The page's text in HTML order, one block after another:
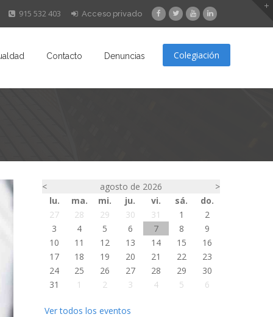
915 532 403 Acceso privado
Contacto Denuncias Colegiación
< agosto de 2026
>
lu.
ma. mi. ju. vi. sá.
do.
27
28 29 30 31 1
2
3
4 5 6 7 8
9
10
11 12 13 14 15
16
17
18 19 20 21 22
23
24
25 26 27 28 29
30
31
1 2 3 4 5 6
Ver todos los eventos